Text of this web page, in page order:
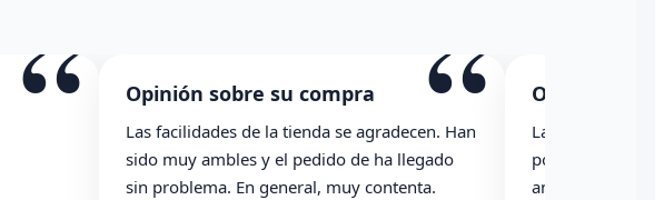
“ “
Opinión sobre su compra
Las facilidades de la tienda se agradecen. Han
sido muy ambles y el pedido de ha llegado
sin problema. En general, muy contenta.
Opinión
La caja ha
podría haber
anterioridad